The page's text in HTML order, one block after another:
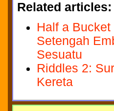
Related articles:
Half a
Setengah
Sesuatu
Riddles 2:
Kereta